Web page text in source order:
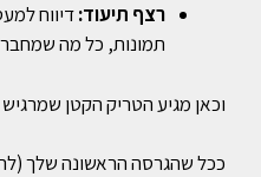
רצף תיעוד:דיווח
תמונות, כל מה שמחבר
וכאן מגיע הטריק הקטן שמרגיש
ככל שהגרסה הראשונה שלך